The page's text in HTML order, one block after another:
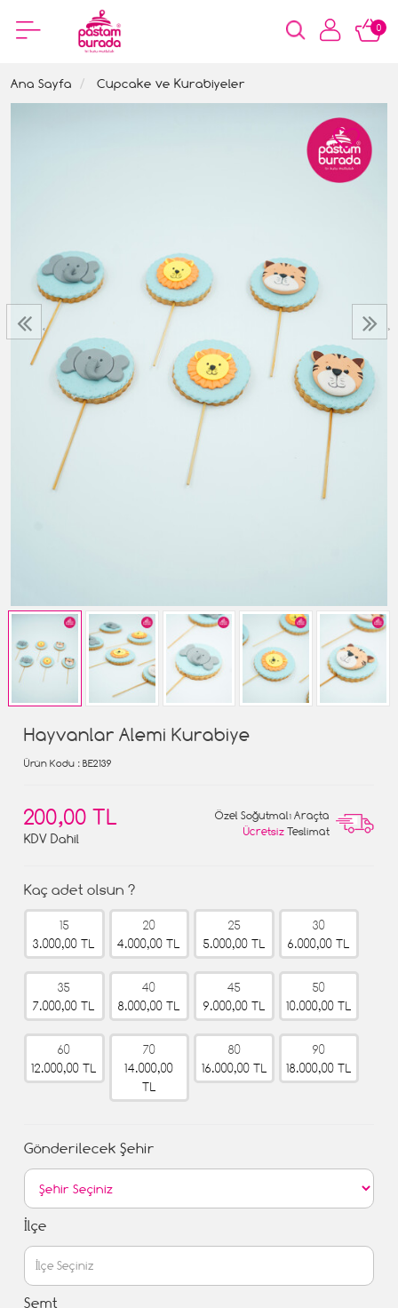
0
Ana Sayfa Cupcake ve Kurabiyeler
‹ ›
Hayvanlar Alemi Kurabiye
Ürün Kodu : BE2139
200,00 TL
KDV Dahil
Özel Soğutmalı Araçta
Ücretsiz Teslimat
Kaç adet olsun ?
15
3.000,00 TL
20
4.000,00 TL
25
5.000,00 TL
30
6.000,00 TL
35
7.000,00 TL
40
8.000,00 TL
45
9.000,00 TL
50
10.000,00 TL
60
12.000,00 TL
70
14.000,00
TL
80
16.000,00 TL
90
18.000,00 TL
Gönderilecek Şehir
İlçe
Semt